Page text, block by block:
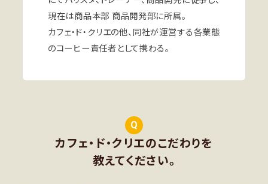
現在は商品本部 商品開発部に所属。
カフェ・ド・クリエの他、同社が運営する各業態
のコーヒー責任者として携わる。
Q
カフェ・ド・クリエのこだわりを
教えてください。